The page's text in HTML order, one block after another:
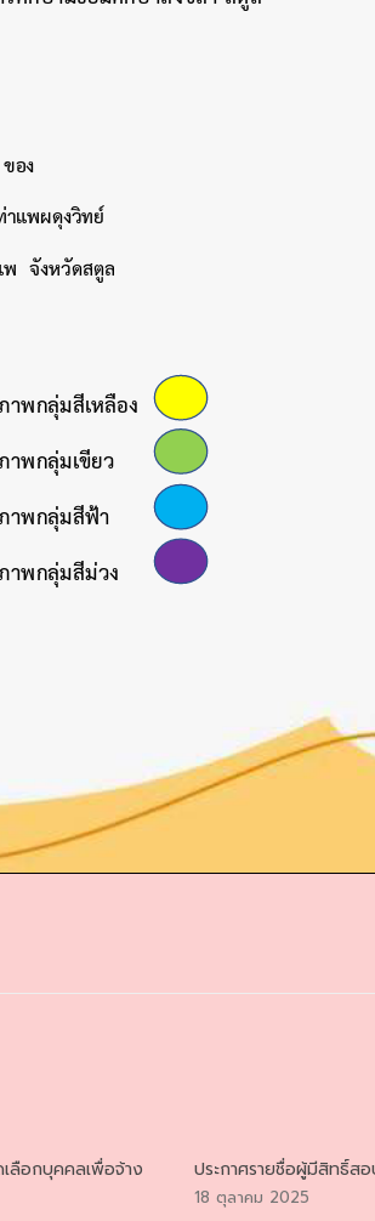
ลือกบุคคลเพื่อจ้าง
ประกาศรายชื่อผู้มีสิทธิ์ส
18 ตุลาคม 2025